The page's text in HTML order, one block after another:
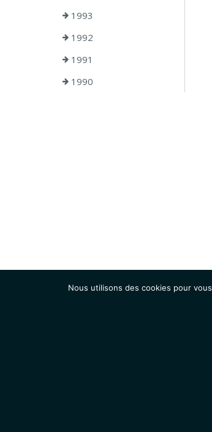
1993
1992
1991
1990
Nous utilisons des cookies pour